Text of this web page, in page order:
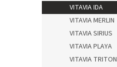
VITAVIA IDA
VITAVIA MERLIN
VITAVIA SIRIUS
VITAVIA PLAYA
VITAVIA TRITON